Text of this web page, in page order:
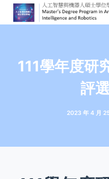
S
k
111學年度研
評
2023 年 4 月